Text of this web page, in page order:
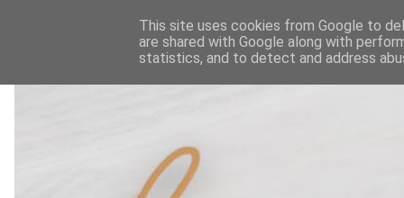
This site uses cookies from Google to
are shared with Google along with
statistics, and to detect and address